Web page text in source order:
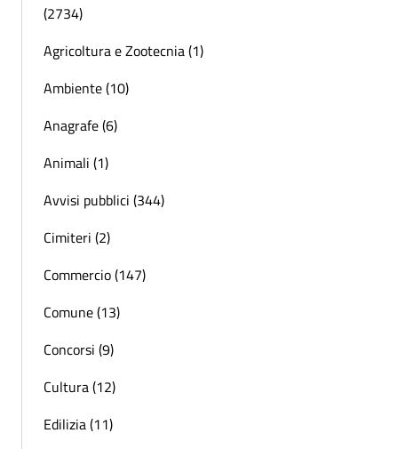
(2734)
Agricoltura e Zootecnia (1)
Ambiente (10)
Anagrafe (6)
Animali (1)
Avvisi pubblici (344)
Cimiteri (2)
Commercio (147)
Comune (13)
Concorsi (9)
Cultura (12)
Edilizia (11)